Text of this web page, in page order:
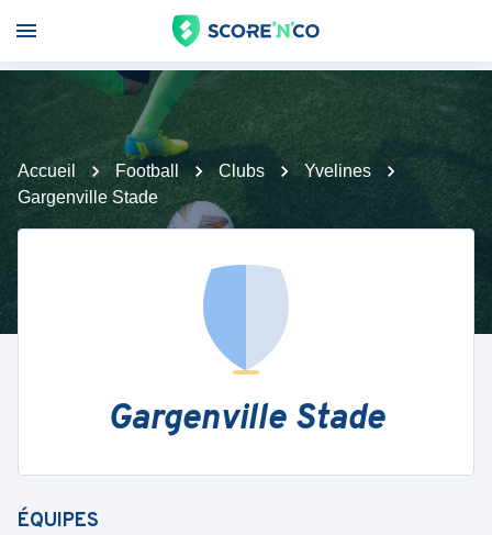
Accueil Football Clubs
Yvelines
Gargenville Stade
Gargenville Stade
ÉQUIPES